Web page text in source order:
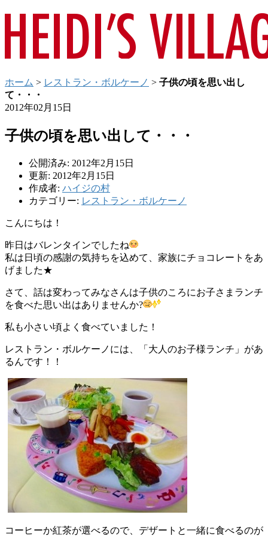
ホーム > レストラン・ボルケーノ > 子供の頃を思い出し
て・・・
2012年02月15日
子供の頃を思い出して・・・
公開済み: 2012年2月15日
更新: 2012年2月15日
作成者: ハイジの村
カテゴリー: レストラン・ボルケーノ
こんにちは！
昨日はバレンタインでしたね
私は日頃の感謝の気持ちを込めて、家族にチョコレートをあ
げました★
さて、話は変わってみなさんは子供のころにお子さまランチ
を食べた思い出はありませんか?
私も小さい頃よく食べていました！
レストラン・ボルケーノには、「大人のお子様ランチ」があ
るんです！！
コーヒーか紅茶が選べるので、デザートと一緒に食べるのが